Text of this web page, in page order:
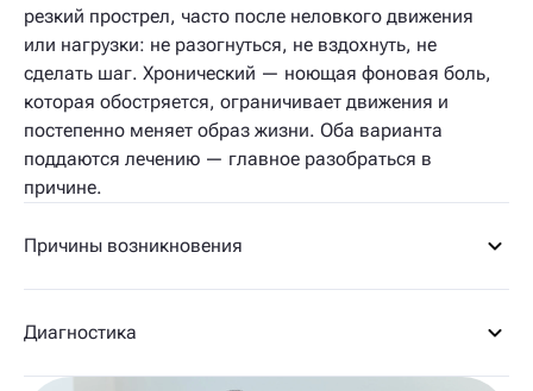
резкий прострел, часто после неловкого движения
или нагрузки: не разогнуться, не вздохнуть, не
сделать шаг. Хронический — ноющая фоновая боль,
которая обостряется, ограничивает движения и
постепенно меняет образ жизни. Оба варианта
поддаются лечению — главное разобраться в
причине.
Причины возникновения
Диагностика